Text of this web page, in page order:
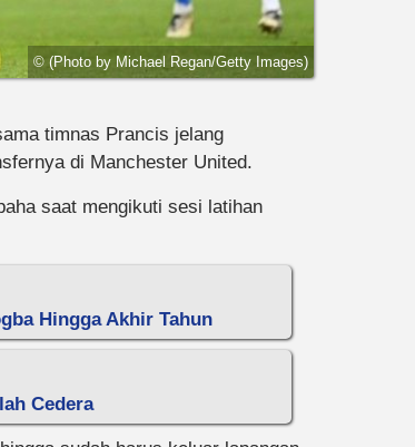
© (Photo by Michael Regan/Getty Images)
timnas Prancis jelang
di Manchester United.
saat mengikuti sesi latihan
Hingga Akhir Tahun
Cedera